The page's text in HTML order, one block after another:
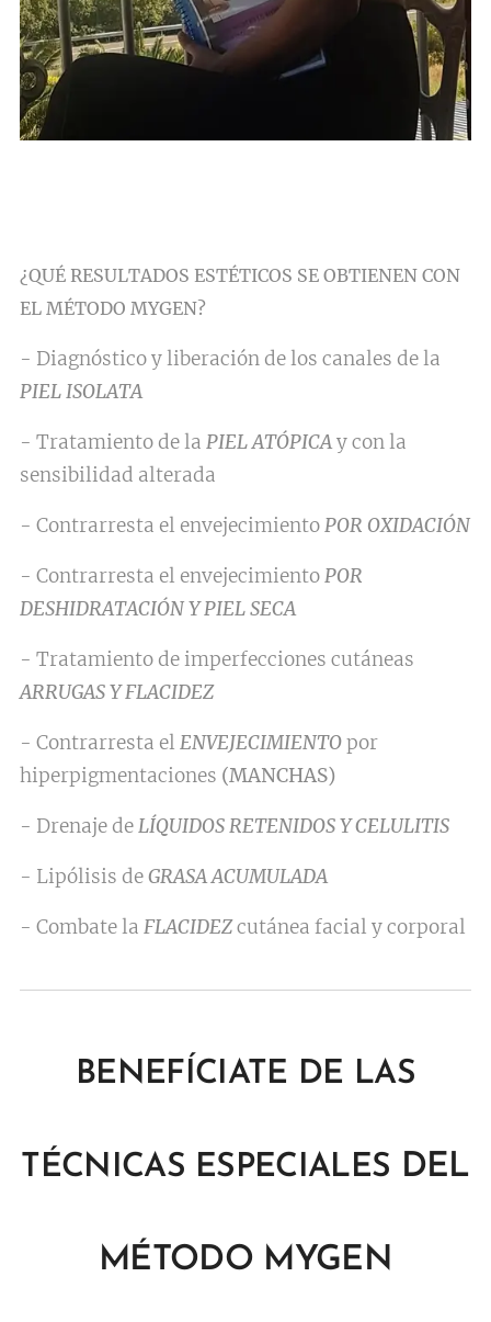
¿QUÉ RESULTADOS ESTÉTICOS SE OBTIENEN CON
EL MÉTODO MYGEN?
- Diagnóstico y liberación de los canales de la
PIEL ISOLATA
- Tratamiento de la PIEL ATÓPICAy con la
sensibilidad alterada
- Contrarresta el envejecimientoPOR OXIDACIÓN
- Contrarresta el envejecimientoPOR
DESHIDRATACIÓN Y PIEL SECA
- Tratamiento de imperfecciones cutáneas
ARRUGAS Y FLACIDEZ
- Contrarresta el ENVEJECIMIENTOpor
hiperpigmentaciones (MANCHAS)
- Drenaje deLÍQUIDOS RETENIDOS Y CELULITIS
- Lipólisis deGRASA ACUMULADA
- Combate la FLACIDEZcutánea facial y corporal
BENEFÍCIATE DE LAS
TÉCNICAS ESPECIALES DEL
MÉTODO MYGEN